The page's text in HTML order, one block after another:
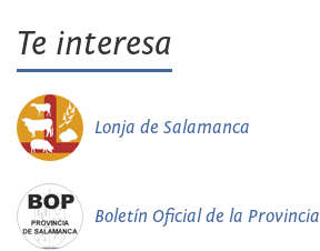
Te interesa
Lonja de Salamanca
Boletín Oficial de la Provincia